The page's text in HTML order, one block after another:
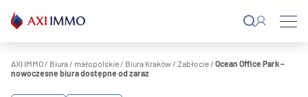
do
treści
AXI IMMO / Biura / małopolskie / Biura Kraków / Zabłocie / Ocean Office Park –
nowoczesne biura dostępne od zaraz